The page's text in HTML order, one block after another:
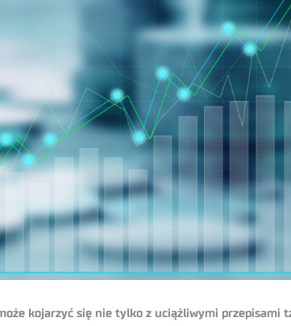
kojarzyć się nie tylko z uciążliwymi przepisami